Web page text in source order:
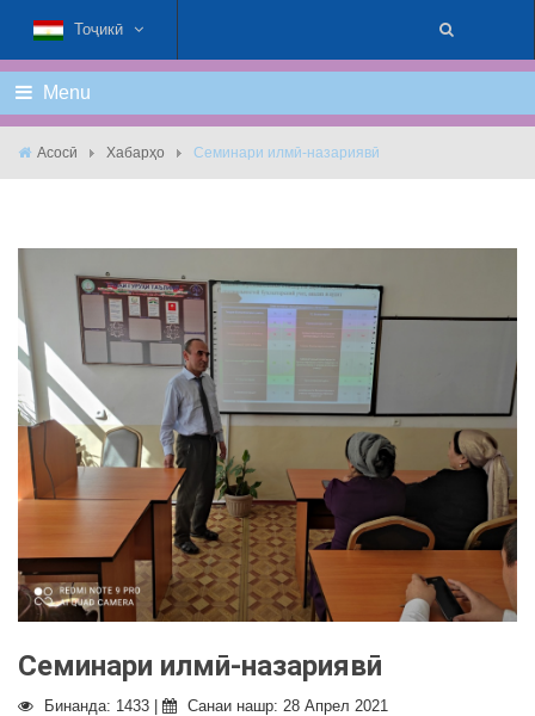
Тоҷикӣ
Menu
Асосӣ Хабарҳо Семинари илмӣ-назариявӣ
Семинари илмӣ-назариявӣ
Бинанда: 1433 | Санаи нашр: 28 Апрел 2021